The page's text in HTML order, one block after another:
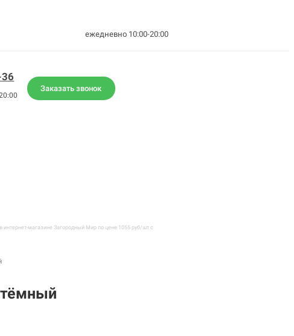
ежедневно 10:00-20:00
Заказать звонок
магазине Загородный Мир по цене 1055 руб/шт с